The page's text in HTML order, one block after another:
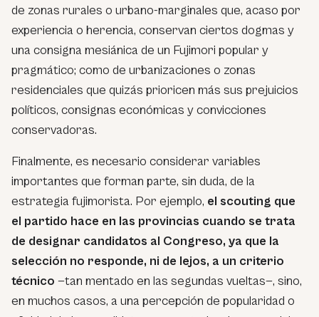
de zonas rurales o urbano-marginales que, acaso por
experiencia o herencia, conservan ciertos dogmas y
una consigna mesiánica de un Fujimori popular y
pragmático; como de urbanizaciones o zonas
residenciales que quizás prioricen más sus prejuicios
políticos, consignas económicas y convicciones
conservadoras.
Finalmente, es necesario considerar variables
importantes que forman parte, sin duda, de la
estrategia fujimorista. Por ejemplo, el scouting que
el partido hace en las provincias cuando se trata
de designar candidatos al Congreso, ya que la
selección no responde, ni de lejos, a un criterio
técnico —tan mentado en las segundas vueltas—, sino,
en muchos casos, a una percepción de popularidad o